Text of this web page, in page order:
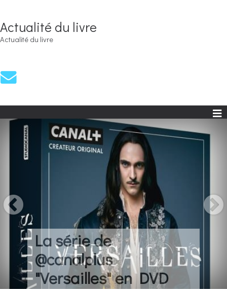
Actualité du livre
Actualité du livre
La série de
@canalplus
"Versailles" en DVD